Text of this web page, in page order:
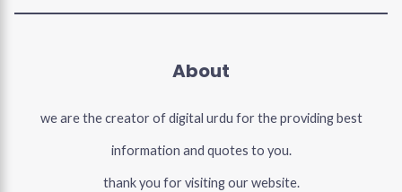
About
we are the creator of digital urdu for the providing best
information and quotes to you.
thank you for visiting our website.